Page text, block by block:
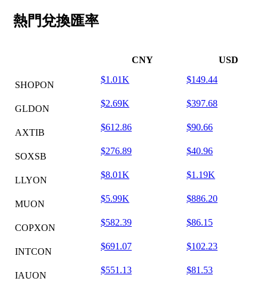
熱門兌換匯率
CNY USD
SHOPON
$1.01K $149.44
GLDON
$2.69K $397.68
AXTIB
$612.86 $90.66
SOXSB
$276.89 $40.96
LLYON
$8.01K $1.19K
MUON
$5.99K $886.20
COPXON
$582.39 $86.15
INTCON
$691.07 $102.23
IAUON
$551.13 $81.53